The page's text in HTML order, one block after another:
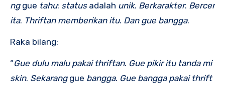
nggue tahu: statusadalah unik. Berkarakter. Bercer
ita. Thriftan memberikan itu. Dan gue bangga.
Raka bilang:
“Gue dulu malu pakai thriftan. Gue pikir itu tanda mi
skin. Sekaranggue bangga. Gue bangga pakai thrift